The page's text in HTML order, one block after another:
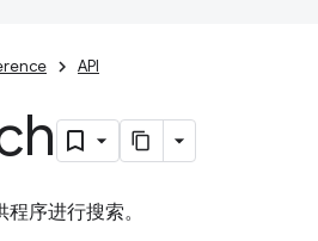
API
序进行搜索。